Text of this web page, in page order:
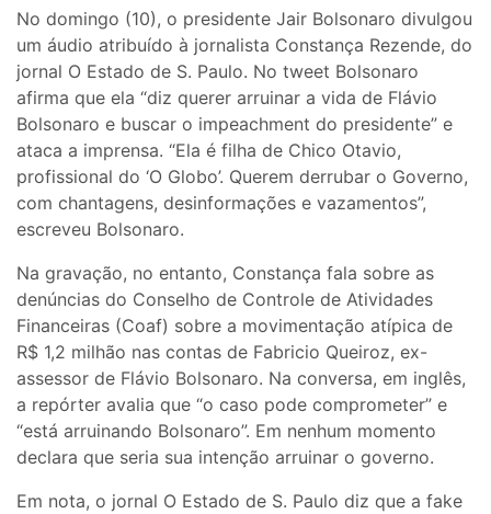
No domingo (10), o presidente Jair Bolsonaro divulgou
um áudio atribuído à jornalista Constança Rezende, do
jornal O Estado de S. Paulo. No tweet Bolsonaro
afirma que ela “diz querer arruinar a vida de Flávio
Bolsonaro e buscar o impeachment do presidente” e
ataca a imprensa. “Ela é filha de Chico Otavio,
profissional do ‘O Globo’. Querem derrubar o Governo,
com chantagens, desinformações e vazamentos”,
escreveu Bolsonaro.
Na gravação, no entanto, Constança fala sobre as
denúncias do Conselho de Controle de Atividades
Financeiras (Coaf) sobre a movimentação atípica de
R$ 1,2 milhão nas contas de Fabricio Queiroz, ex-
assessor de Flávio Bolsonaro. Na conversa, em inglês,
a repórter avalia que “o caso pode comprometer” e
“está arruinando Bolsonaro”. Em nenhum momento
declara que seria sua intenção arruinar o governo.
Em nota, o jornal O Estado de S. Paulo diz que a fake